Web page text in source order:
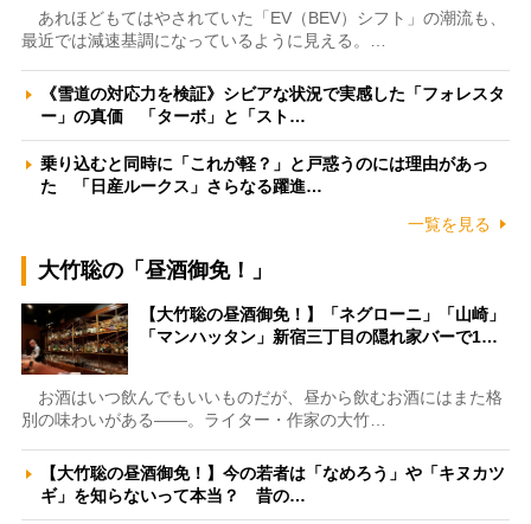
あれほどもてはやされていた「EV（BEV）シフト」の潮流も、
最近では減速基調になっているように見える。…
《雪道の対応力を検証》シビアな状況で実感した「フォレスタ
ー」の真価 「ターボ」と「スト…
乗り込むと同時に「これが軽？」と戸惑うのには理由があっ
た 「日産ルークス」さらなる躍進…
一覧を見る
大竹聡の「昼酒御免！」
【大竹聡の昼酒御免！】「ネグローニ」「山崎」
「マンハッタン」新宿三丁目の隠れ家バーで1…
お酒はいつ飲んでもいいものだが、昼から飲むお酒にはまた格
別の味わいがある――。ライター・作家の大竹…
【大竹聡の昼酒御免！】今の若者は「なめろう」や「キヌカツ
ギ」を知らないって本当？ 昔の…